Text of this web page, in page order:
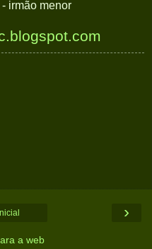
irmão menor
›
a web